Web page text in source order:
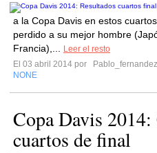
a la Copa Davis en estos
perdido a su mejor hombre
Francia),...
Leer el resto
El 03 abril 2014 por
Pablo_fernandez
NONE
Copa Davis
cuartos de final